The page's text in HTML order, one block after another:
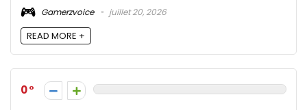
Gamerzvoice
juillet 20, 2026
READ MORE +
0